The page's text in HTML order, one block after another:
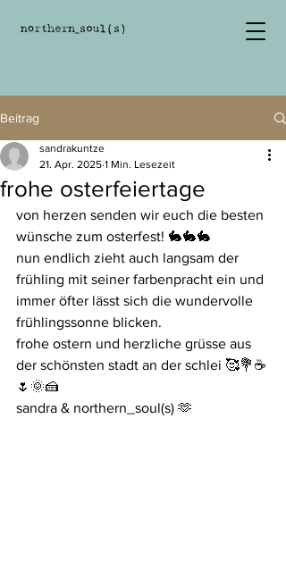
Beitrag
frohe osterfeiertage
sandrakuntze
21. Apr. 2025 1 Min. Lesezeit
von herzen senden wir euch die besten
wünsche zum osterfest! 🐇🐇🐇
nun endlich zieht auch langsam der
frühling mit seiner farbenpracht ein und
immer öfter lässt sich die wundervolle
frühlingssonne blicken.
frohe ostern und herzliche grüsse aus
der schönsten stadt an der schlei 🥰💐☕
🌷🌞🍰
sandra & northern_soul(s) 🫶